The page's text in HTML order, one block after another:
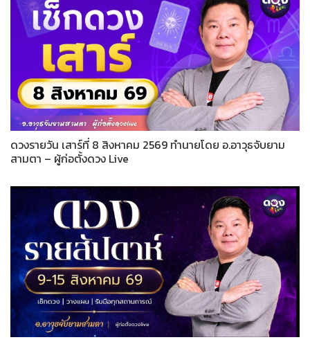
ดวงรายวัน เสาร์ที่ 8 สิงหาคม 2569 ทำนายโดย อ.อาวุธจับยาม
สามตา – ผู้ก่อตั้งดวง Live